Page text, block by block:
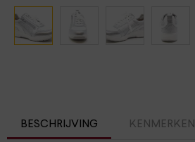
BESCHRIJVING KENMERKEN